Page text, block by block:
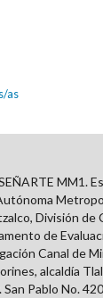
as
MM1.
División de
de
Canal de
alcaldía
San Pablo No.